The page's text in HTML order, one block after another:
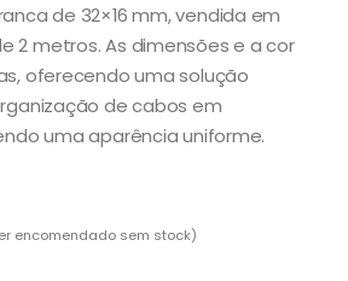
de 32×16 mm, vendida em
2 metros. As dimensões e a cor
oferecendo uma solução
de cabos em
uma aparência uniforme.
encomendado sem stock)